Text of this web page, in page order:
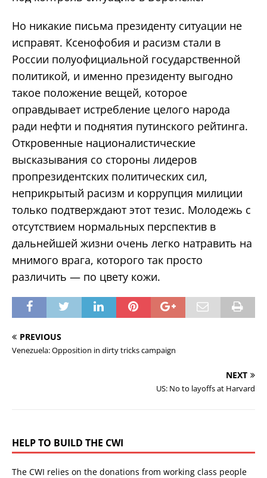
Но никакие письма президенту ситуации не
исправят. Ксенофобия и расизм стали в
России полуофициальной государственной
политикой, и именно президенту выгодно
такое положение вещей, которое
оправдывает истребление целого народа
ради нефти и поднятия путинского рейтинга.
Откровенные националистические
высказывания со стороны лидеров
пропрезидентских политических сил,
неприкрытый расизм и коррупция милиции
только подтверждают этот тезис. Молодежь с
отсутствием нормальных перспектив в
дальнейшей жизни очень легко натравить на
мнимого врага, которого так просто
различить — по цвету кожи.
PREVIOUS
Venezuela: Opposition in dirty tricks campaign
NEXT
US: No to layoffs at Harvard
HELP TO BUILD THE CWI
The CWI relies on the donations from working class people